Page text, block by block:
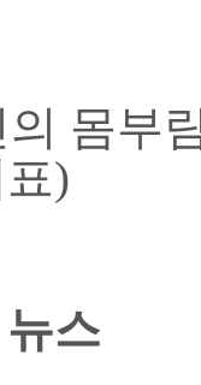
몸부
)
스